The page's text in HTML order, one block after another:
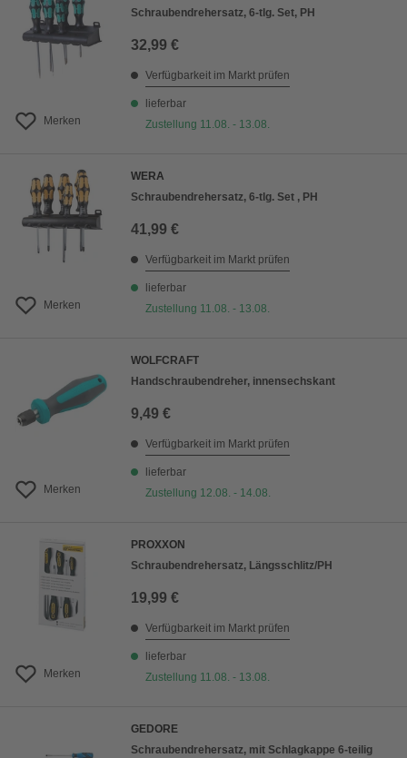
Merken
Schraubendrehersatz, 6-tlg. Set, PH
32,99 €
Verfügbarkeit im Markt prüfen
lieferbar
Zustellung 11.08. - 13.08.
Merken
WERA
Schraubendrehersatz, 6-tlg. Set , PH
41,99 €
Verfügbarkeit im Markt prüfen
lieferbar
Zustellung 11.08. - 13.08.
Merken
WOLFCRAFT
Handschraubendreher, innensechskant
9,49 €
Verfügbarkeit im Markt prüfen
lieferbar
Zustellung 12.08. - 14.08.
Merken
PROXXON
Schraubendrehersatz, Längsschlitz/PH
19,99 €
Verfügbarkeit im Markt prüfen
lieferbar
Zustellung 11.08. - 13.08.
GEDORE
Schraubendrehersatz, mit Schlagkappe 6-teilig